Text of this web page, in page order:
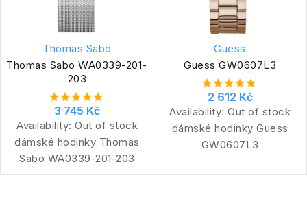
Thomas Sabo
Thomas Sabo WA0339-201-
203
3 745 Kč
Availability: Out of stock
dámské hodinky Thomas
Sabo WA0339-201-203
Guess
Guess GW0607L3
2 612 Kč
Availability: Out of stock
dámské hodinky Guess
GW0607L3